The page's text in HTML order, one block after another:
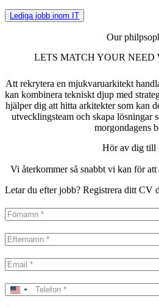
Lediga jobb inom IT
Our
LETS MATCH YOUR NEED
Att rekrytera en mjukvaruarkitekt
kan kombinera tekniskt djup med
hjälper dig att hitta arkitekter som kan
utvecklingsteam och skapa lösningar
morgondagens
Hör av dig till
Vi återkommer så snabbt vi kan för
Letar du efter jobb? Registrera ditt CV
United